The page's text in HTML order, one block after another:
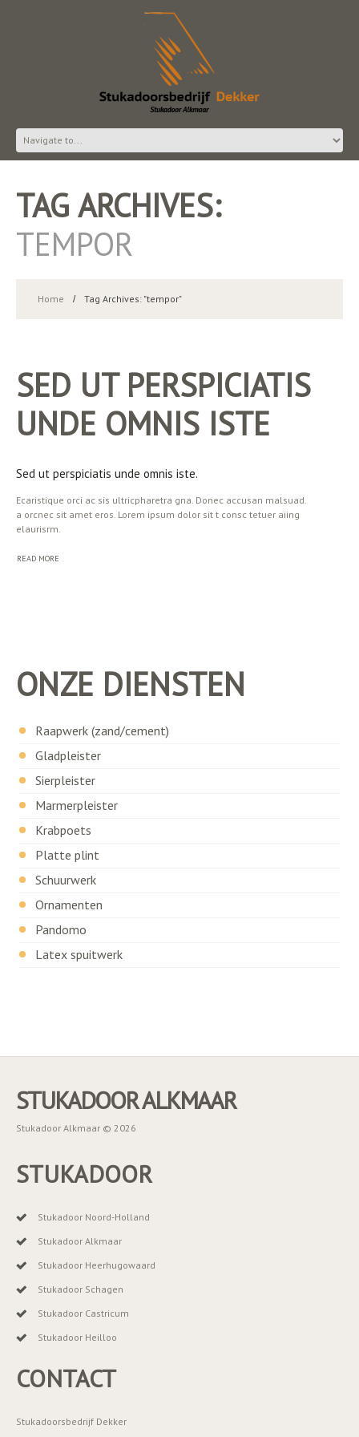
TAG ARCHIVES:
TEMPOR
Home Tag Archives: "tempor"
SED UT PERSPICIATIS
UNDE OMNIS ISTE
Sed ut perspiciatis unde omnis iste.
Ecaristique orci ac sis ultricpharetra gna. Donec accusan malsuad.
a orcnec sit amet eros. Lorem ipsum dolor sit t consc tetuer aiing
elaurisrm.
READ MORE
ONZE DIENSTEN
Raapwerk (zand/cement)
Gladpleister
Sierpleister
Marmerpleister
Krabpoets
Platte plint
Schuurwerk
Ornamenten
Pandomo
Latex spuitwerk
STUKADOOR ALKMAAR
Stukadoor Alkmaar © 2026
STUKADOOR
Stukadoor Noord-Holland
Stukadoor Alkmaar
Stukadoor Heerhugowaard
Stukadoor Schagen
Stukadoor Castricum
Stukadoor Heilloo
CONTACT
Stukadoorsbedrijf Dekker